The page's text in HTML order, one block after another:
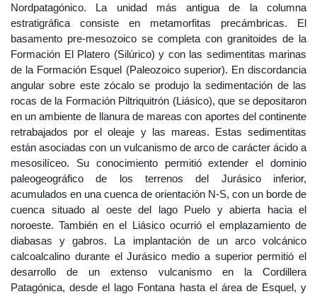
Nordpatagónico. La unidad más antigua de la columna
estratigráfica consiste en metamorfitas precámbricas. El
basamento pre-mesozoico se completa con granitoides de la
Formación El Platero (Silúrico) y con las sedimentitas marinas
de la Formación Esquel (Paleozoico superior). En discordancia
angular sobre este zócalo se produjo la sedimentación de las
rocas de la Formación Piltriquitrón (Liásico), que se depositaron
en un ambiente de llanura de mareas con aportes del continente
retrabajados por el oleaje y las mareas. Estas sedimentitas
están asociadas con un vulcanismo de arco de carácter ácido a
mesosilíceo. Su conocimiento permitió extender el dominio
paleogeográfico de los terrenos del Jurásico inferior,
acumulados en una cuenca de orientación N-S, con un borde de
cuenca situado al oeste del lago Puelo y abierta hacia el
noroeste. También en el Liásico ocurrió el emplazamiento de
diabasas y gabros. La implantación de un arco volcánico
calcoalcalino durante el Jurásico medio a superior permitió el
desarrollo de un extenso vulcanismo en la Cordillera
Patagónica, desde el lago Fontana hasta el área de Esquel, y